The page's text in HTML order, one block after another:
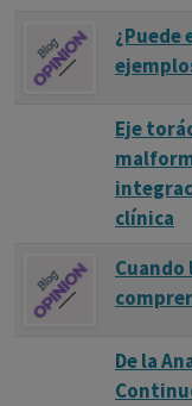
¿Puede
Eje
clínica
Cuando
De la